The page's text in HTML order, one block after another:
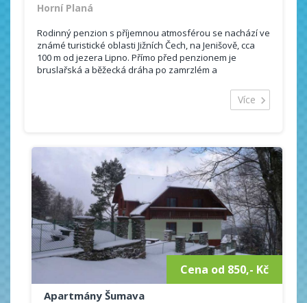
Horní Planá
Rodinný penzion s příjemnou atmosférou se nachází ve
známé turistické oblasti Jižních Čech, na Jenišově, cca
100 m od jezera Lipno. Přímo před penzionem je
bruslařská a běžecká dráha po zamrzlém a
Nabízíme Vám ubytování, případně se snídaní nebo
volejbalové kurty, sauna, solárium. V dosahu autem je
plavecký bazén, letní kino, diskotéka, bowling.
Více
Cena od 850,- Kč
Apartmány Šumava